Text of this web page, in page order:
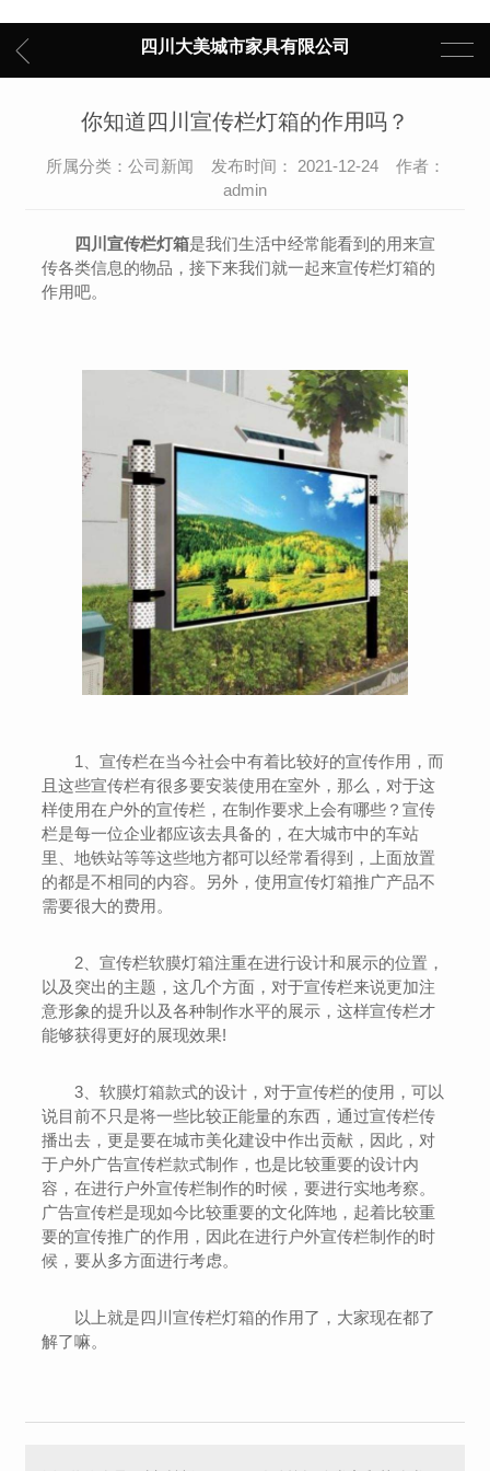
四川大美城市家具有限公司
你知道四川宣传栏灯箱的作用吗？
所属分类：公司新闻 发布时间： 2021-12-24 作者：
admin
四川宣传栏灯箱是我们生活中经常能看到的用来宣
传各类信息的物品，接下来我们就一起来宣传栏灯箱的
作用吧。
1、宣传栏在当今社会中有着比较好的宣传作用，而
且这些宣传栏有很多要安装使用在室外，那么，对于这
样使用在户外的宣传栏，在制作要求上会有哪些？宣传
栏是每一位企业都应该去具备的，在大城市中的车站
里、地铁站等等这些地方都可以经常看得到，上面放置
的都是不相同的内容。另外，使用宣传灯箱推广产品不
需要很大的费用。
2、宣传栏软膜灯箱注重在进行设计和展示的位置，
以及突出的主题，这几个方面，对于宣传栏来说更加注
意形象的提升以及各种制作水平的展示，这样宣传栏才
能够获得更好的展现效果!
3、软膜灯箱款式的设计， 对于宣传栏的使用，可以
说目前不只是将一些比较正能量的东西，通过宣传栏传
播出去，更是要在城市美化建设中作出贡献，因此，对
于户外广告宣传栏款式制作，也是比较重要的设计内
容，在进行户外宣传栏制作的时候，要进行实地考察。
广告宣传栏是现如今比较重要的文化阵地，起着比较重
要的宣传推广的作用，因此在进行户外宣传栏制作的时
候，要从多方面进行考虑。
以上就是四川宣传栏灯箱的作用了，大家现在都了
解了嘛。